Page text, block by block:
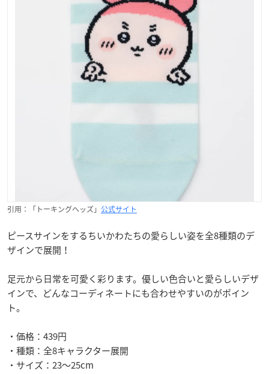
引用：「トーキングヘッズ」 公式サイト
ピースサインをするちいかわたちの愛らしい姿を全8種類のデ
ザインで展開！
足元から日常を可愛く彩ります。優しい色合いと愛らしいデザ
インで、どんなコーディネートにも合わせやすいのがポイン
ト。
・価格：439円
・種類：全8キャラクター展開
・サイズ：23～25cm